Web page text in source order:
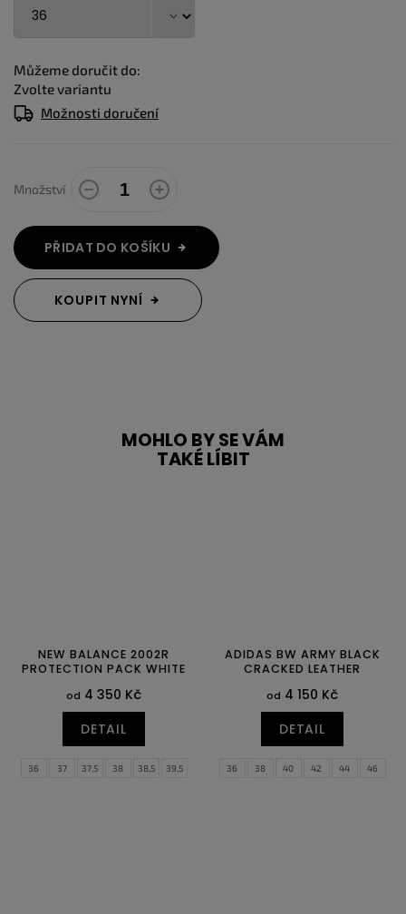
Můžeme doručit do:
Zvolte variantu
Možnosti doručení
Množství
PŘIDAT DO KOŠÍKU
KOUPIT NYNÍ
MOHLO BY SE VÁM
TAKÉ LÍBIT
NEW BALANCE 2002R
PROTECTION PACK WHITE
od 4 350 Kč
DETAIL
36 37 37,5 38 38,5
39,5
ADIDAS BW ARMY BLACK
CRACKED LEATHER
od 4 150 Kč
DETAIL
36 38 40 42 44 46